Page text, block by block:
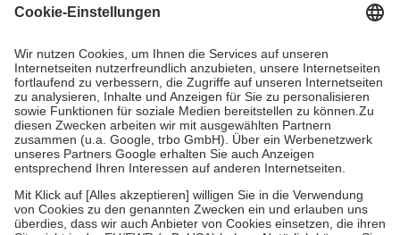
Grundsätzlich leisten Mitglieder Zuzahlungen in Höhe von zehn
höchstens zehn Euro.
Es sind jedoch nie mehr als die tatsächlichen
Kosten der Leistung zu entrichten.
Diese Regeln gelten grundsätzlich auch für Online-Apotheken.
Bei Heilmitteln und häuslicher Krankenpflege beträgt die
Zuzahlung zehn Prozent der Kosten sowie zehn Euro je
Verordnung.
Um das Engagement der Versicherten für ihre eigene Gesundheit zu
stärken und die besondere Stellung der Familie zu unterstützen,
fallenkeine Zuzahlungenan bei:
• Kindern und Jugendlichen bis zum vollendeten 18. Lebensjahr